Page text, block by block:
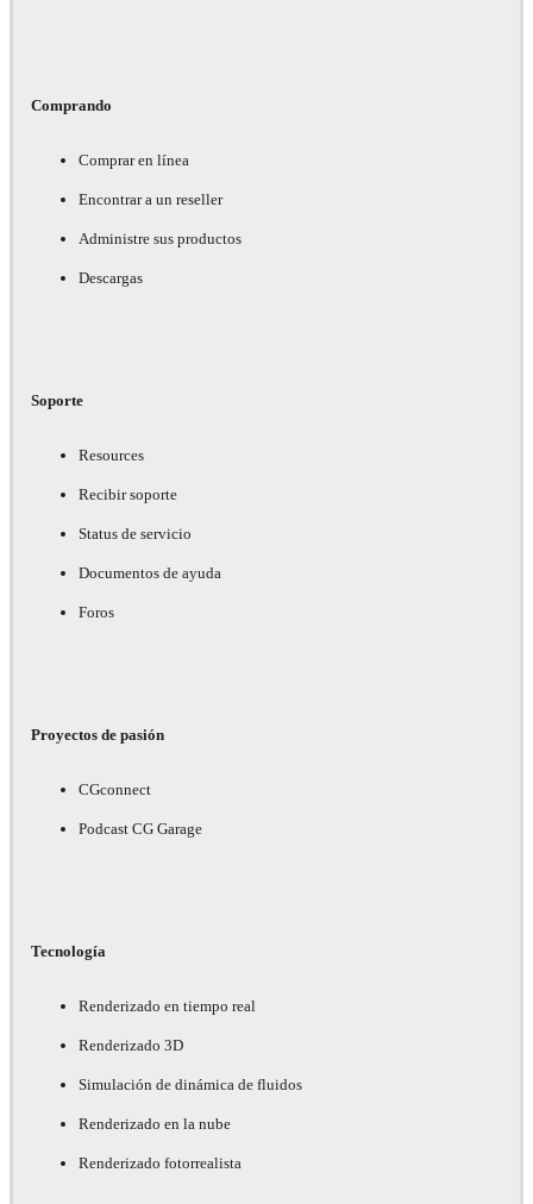
Comprando
Comprar en línea
Encontrar a un reseller
Administre sus productos
Descargas
Soporte
Resources
Recibir soporte
Status de servicio
Documentos de ayuda
Foros
Proyectos de pasión
CGconnect
Podcast CG Garage
Tecnología
Renderizado en tiempo real
Renderizado 3D
Simulación de dinámica de fluidos
Renderizado en la nube
Renderizado fotorrealista